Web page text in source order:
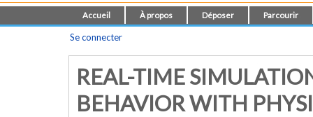
Accueil À propos Déposer Parcourir
Se connecter
REAL-TIME
BEHAVIOR WITH